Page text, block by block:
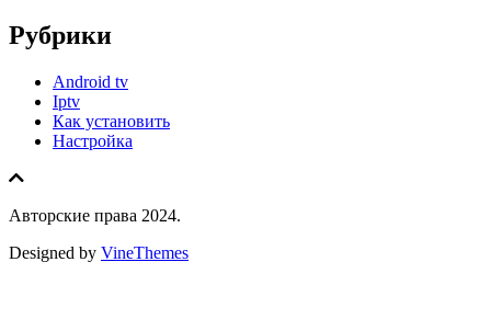
Рубрики
Android tv
Iptv
Как установить
Настройка
Авторские права 2024.
Designed by VineThemes